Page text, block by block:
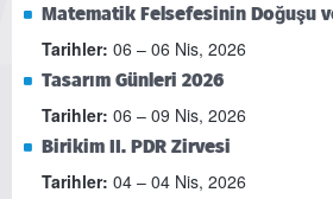
Matematik Felsefesinin Doğuşu
Tarihler: 06 – 06 Nis, 2026
Tasarım Günleri 2026
Tarihler: 06 – 09 Nis, 2026
Birikim II. PDR Zirvesi
Tarihler: 04 – 04 Nis, 2026